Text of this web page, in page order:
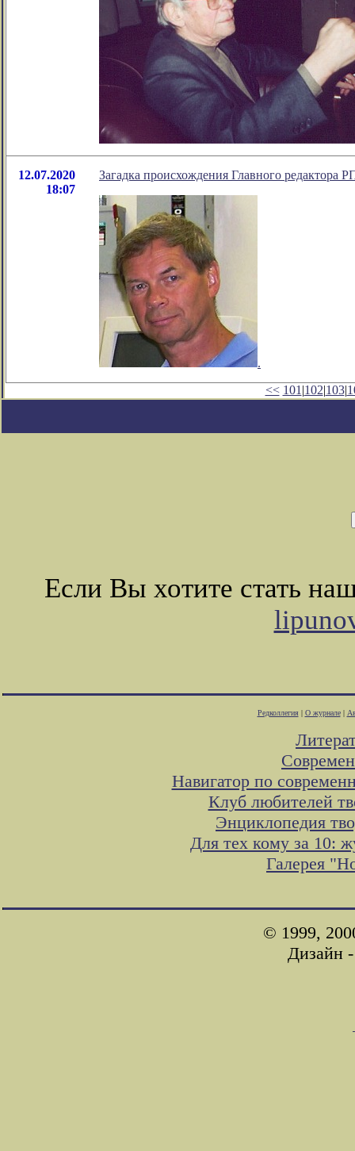
12.07.2020
18:07
Загадка происхождения Главного редактора
.
<< 101 |102|103|
Если Вы хотите стать
Редколлегия| О журнале|
Навигатор по
Клуб любителей
Энциклопедия
Для тех кому за 10:
Галерея
© 1999,
Дизайн